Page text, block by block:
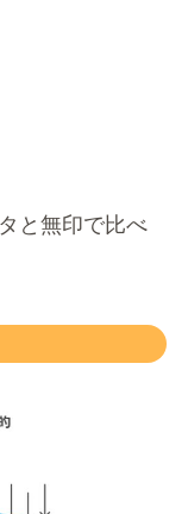
と無印で比べ